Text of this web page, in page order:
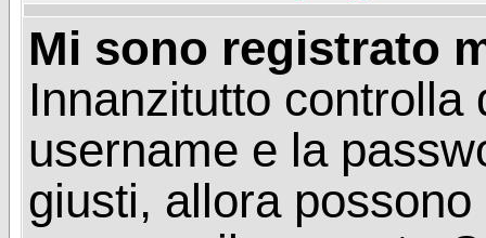
Mi sono registrato
Innanzitutto controlla
username e la
giusti, allora